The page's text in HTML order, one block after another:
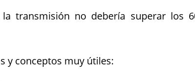
transmisión no debería superar los
y conceptos muy útiles: